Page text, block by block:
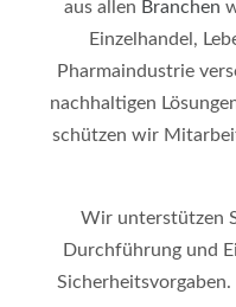
aus allen Branchen
Einzelhandel,
Pharmaindustrie
nachhaltigen
schützen wir
Wir unterstützen
Durchführung und